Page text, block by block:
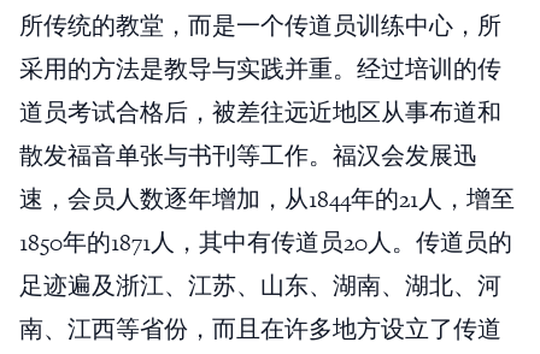
所传统的教堂，而是一个传道员训练中心，所
采用的方法是教导与实践并重。经过培训的传
道员考试合格后，被差往远近地区从事布道和
散发福音单张与书刊等工作。福汉会发展迅
速，会员人数逐年增加，从1844年的21人，增至
1850年的1871人，其中有传道员20人。传道员的
足迹遍及浙江、江苏、山东、湖南、湖北、河
南、江西等省份，而且在许多地方设立了传道